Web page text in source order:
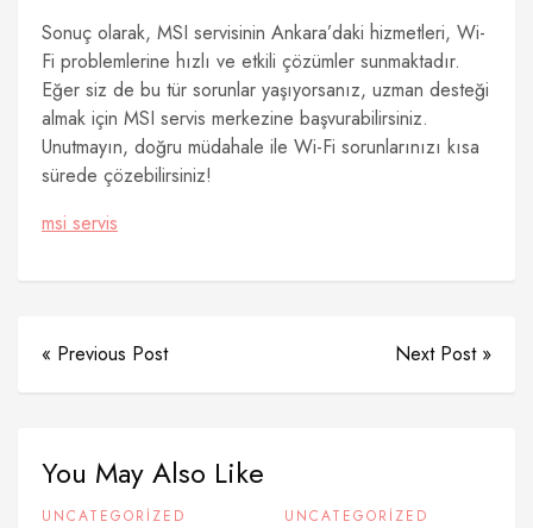
Sonuç olarak, MSI servisinin Ankara’daki hizmetleri, Wi-
Fi problemlerine hızlı ve etkili çözümler sunmaktadır.
Eğer siz de bu tür sorunlar yaşıyorsanız, uzman desteği
almak için MSI servis merkezine başvurabilirsiniz.
Unutmayın, doğru müdahale ile Wi-Fi sorunlarınızı kısa
sürede çözebilirsiniz!
msi servis
« Previous Post Next Post »
You May Also Like
UNCATEGORIZED UNCATEGORIZED